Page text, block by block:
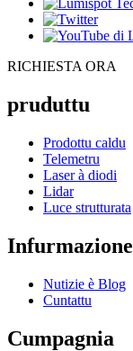
RICHIESTA ORA
pruduttu
Prodottu caldu
Telemetru
Laser à diodi
Lidar
Luce strutturata
Infurmazione
Nutizie è Blog
Cuntattu
Cumpagnia